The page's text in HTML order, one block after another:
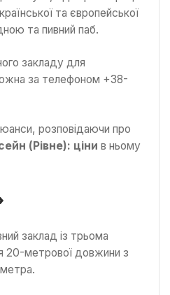
та європейської
та пивний паб.
закладу для
за телефоном +38-
розповідаючи про
(Рівне): ціни в ньому
заклад із трьома
20-метрової довжини з